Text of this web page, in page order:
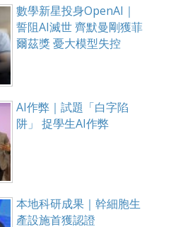
數學新星投身OpenAI｜
誓阻AI滅世 齊默曼剛獲菲
爾茲獎 憂大模型失控
AI作弊｜試題「白字陷
阱」 捉學生AI作弊
本地科研成果｜幹細胞生
產設施首獲認證